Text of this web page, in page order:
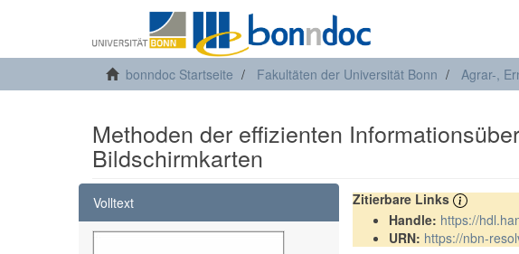
bonndoc Startseite Fakultäten der Universität Bonn Agrar-,
Methoden der effizienten
Bildschirmkarten
Volltext
Zitierbare Links
Handle: https://
URN: https://nbn-